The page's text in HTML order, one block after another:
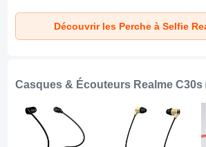
Poche Universel
T34 pour Realme
C30s Or et Noir
Poche Universel
T32 pour Realme
C30s Noir
Découvrir les Perche à Selfie
Casques & Écouteurs Realme C30s